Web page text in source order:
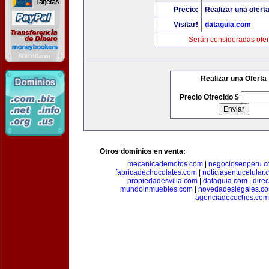
Precio:
Realizar una
Visitar!
dataguia.com
Serán consideradas
Realizar una Oferta
Precio Ofrecido $
Otros dominios en venta:
mecanicademotos.com|
fabricadechocolates.com|
propiedadesvilla.com| dataguia.com|
mundoinmuebles.com
agenciadecoches.com